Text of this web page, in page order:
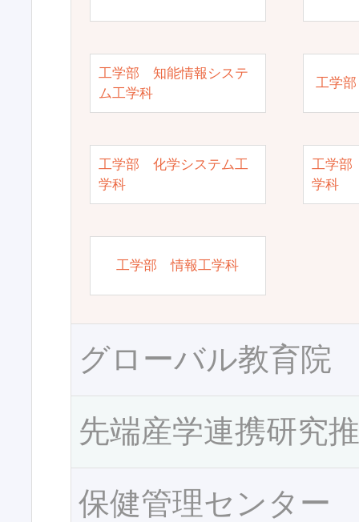
工学部 知能情報システ
ム工学科
工学
工学部 化学システム工
学科
工学部
学科
工学部 情報工学科
グローバル教育院
先端産学連携研究
保健管理センター